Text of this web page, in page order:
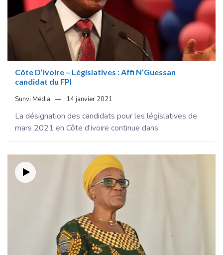
Côte D’ivoire – Législatives : Affi N’Guessan
candidat du FPI
Sunvi Média 14 janvier 2021
La désignation des candidats pour les législatives de
mars 2021 en Côte d’ivoire continue dans